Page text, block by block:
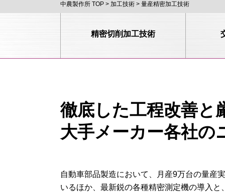
中農製作所 TOP 加工技術 量産精密加工技術
精密切削加工技術
徹底した工程改善と
大手メーカー各社の
自動車部品製造において、月産9万台の量産
いるほか、最新鋭の各種精密測定機の導入